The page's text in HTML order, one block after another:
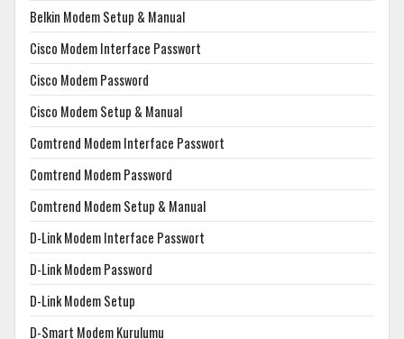
Belkin Modem Setup & Manual
Cisco Modem Interface Passwort
Cisco Modem Password
Cisco Modem Setup & Manual
Comtrend Modem Interface Passwort
Comtrend Modem Password
Comtrend Modem Setup & Manual
D-Link Modem Interface Passwort
D-Link Modem Password
D-Link Modem Setup
D-Smart Modem Kurulumu